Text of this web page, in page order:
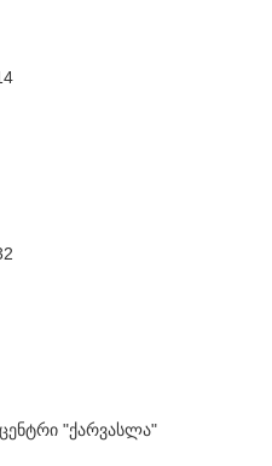
"ქარვასლა"